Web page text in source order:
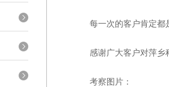
每一次的客户肯定都
感谢广大客户对萍乡科
考察图片：